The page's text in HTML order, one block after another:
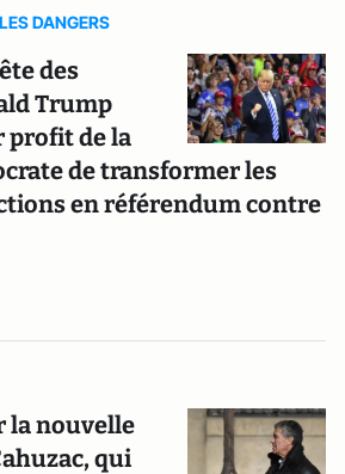
DANGERS
des
Trump
de la
de transformer les
en référendum contre
la nouvelle
qui